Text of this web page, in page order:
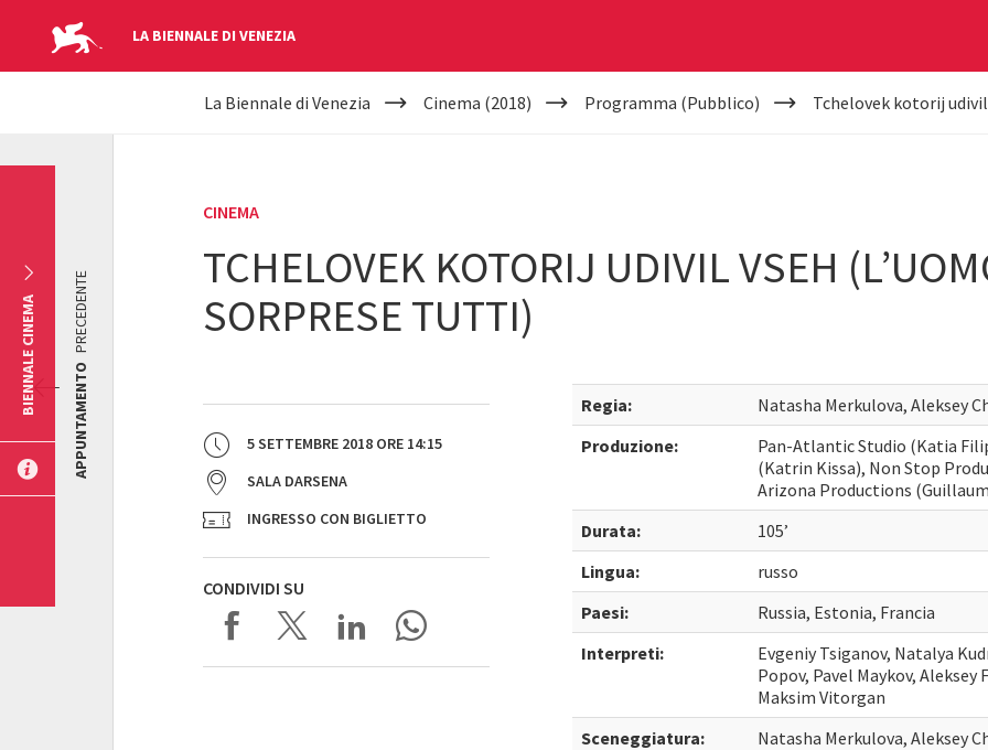
LA BIENNALE DI VENEZIA
YOUR
La Biennale di Venezia Cinema (2018) Programma (Pubblico) Tchelovek kotorij
CINEMA
TCHELOVEK KOTORIJ UDIVIL VSEH
SORPRESE TUTTI)
5 SETTEMBRE 2018 ORE 14:15
SALA DARSENA
INGRESSO CON BIGLIETTO
CONDIVIDI SU
Regia:
Natasha Merkulova, Aleksey
Produzione:
Pan-Atlantic Studio (Katia
(Katrin Kissa), Non Stop
Arizona Productions
Durata:
105’
Lingua:
russo
Paesi:
Russia, Estonia, Francia
Interpreti:
Evgeniy Tsiganov, Natalya
Popov, Pavel Maykov,
Maksim Vitorgan
Sceneggiatura:
Natasha Merkulova, Aleksey
APPUNTAMENTO
PRECEDENTE
BIENNALE CINEMA